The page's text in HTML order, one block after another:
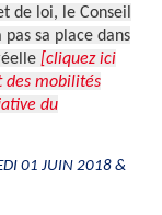
de loi, le Conseil
pas sa place dans
[cliquez ici
des mobilités
du
01 JUIN 2018 &